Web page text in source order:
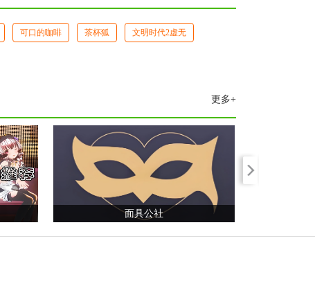
可口的咖啡 茶杯狐 文明时代2虚无
更多+
面具公社